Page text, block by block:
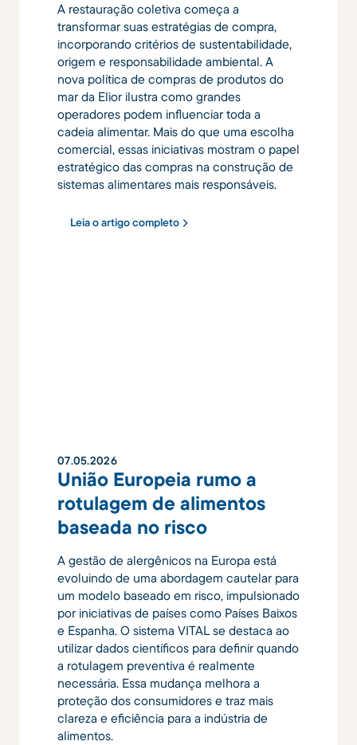
A restauração coletiva começa a
transformar suas estratégias de compra,
incorporando critérios de sustentabilidade,
origem e responsabilidade ambiental. A
nova política de compras de produtos do
mar da Elior ilustra como grandes
operadores podem influenciar toda a
cadeia alimentar. Mais do que uma escolha
comercial, essas iniciativas mostram o papel
estratégico das compras na construção de
sistemas alimentares mais responsáveis.
Leia o artigo completo
07.05.2026
União Europeia rumo a
rotulagem de alimentos
baseada no risco
A gestão de alergênicos na Europa está
evoluindo de uma abordagem cautelar para
um modelo baseado em risco, impulsionado
por iniciativas de países como Países Baixos
e Espanha. O sistema VITAL se destaca ao
utilizar dados científicos para definir quando
a rotulagem preventiva é realmente
necessária. Essa mudança melhora a
proteção dos consumidores e traz mais
clareza e eficiência para a indústria de
alimentos.